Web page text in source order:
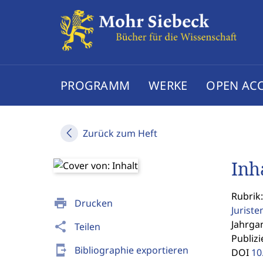
PROGRAMM WERKE OPEN
Zurück zum Heft
print Drucken
share Teilen
send_to_mobile Bibliographie exportieren
DOI